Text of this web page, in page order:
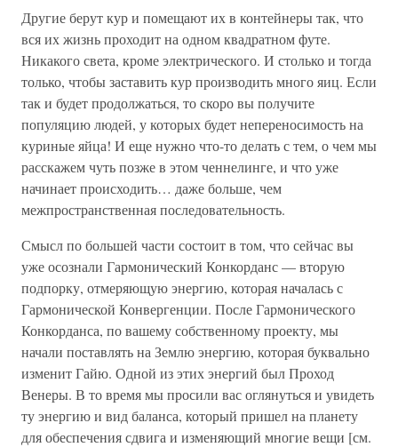
Другие берут кур и помещают их в контейнеры так, что
вся их жизнь проходит на одном квадратном футе.
Никакого света, кроме электрического. И столько и тогда
только, чтобы заставить кур производить много яиц. Если
так и будет продолжаться, то скоро вы получите
популяцию людей, у которых будет непереносимость на
куриные яйца! И еще нужно что-то делать с тем, о чем мы
расскажем чуть позже в этом ченнелинге, и что уже
начинает происходить… даже больше, чем
межпространственная последовательность.
Смысл по большей части состоит в том, что сейчас вы
уже осознали Гармонический Конкорданс — вторую
подпорку, отмеряющую энергию, которая началась с
Гармонической Конвергенции. После Гармонического
Конкорданса, по вашему собственному проекту, мы
начали поставлять на Землю энергию, которая буквально
изменит Гайю. Одной из этих энергий был Проход
Венеры. В то время мы просили вас оглянуться и увидеть
ту энергию и вид баланса, который пришел на планету
для обеспечения сдвига и изменяющий многие вещи [см.